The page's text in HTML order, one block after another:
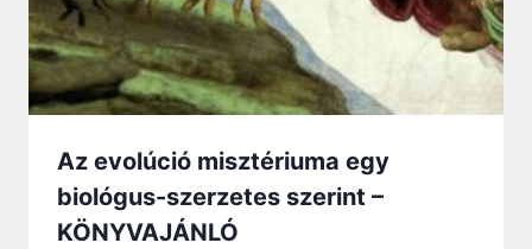
Az evolúció misztériuma egy
biológus-szerzetes szerint –
KÖNYVAJÁNLÓ